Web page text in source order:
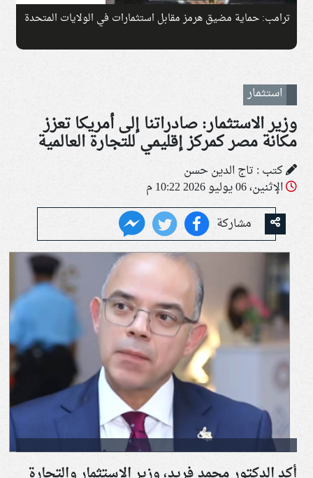
رسائل من داخل الوزارة.. رؤية جديدة لإعداد جيل يقود اقتصاد
استثمار
وزير الاستثمار: صادراتنا إلى أمريكا تعزز
مكانة مصر كمركز إقليمي للتجارة العالمية
كتب : تاج الدين حسن
الإثنين، 06 يوليو 2026 10:22 م
مشاركة